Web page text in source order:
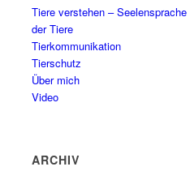
Tiere verstehen – Seelensprache
der Tiere
Tierkommunikation
Tierschutz
Über mich
Video
ARCHIV